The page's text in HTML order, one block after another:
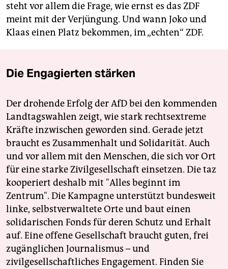
steht vor allem die Frage, wie ernst es das ZDF
meint mit der Verjüngung. Und wann Joko und
Klaas einen Platz bekommen, im „echten“ ZDF.
Die Engagierten stärken
Der drohende Erfolg der AfD bei den kommenden
Landtagswahlen zeigt, wie stark rechtsextreme
Kräfte inzwischen geworden sind. Gerade jetzt
braucht es Zusammenhalt und Solidarität. Auch
und vor allem mit den Menschen, die sich vor Ort
für eine starke Zivilgesellschaft einsetzen. Die taz
kooperiert deshalb mit "Alles beginnt im
Zentrum". Die Kampagne unterstützt bundesweit
linke, selbstverwaltete Orte und baut einen
solidarischen Fonds für deren Schutz und Erhalt
auf. Eine offene Gesellschaft braucht guten, frei
zugänglichen Journalismus – und
zivilgesellschaftliches Engagement. Finden Sie